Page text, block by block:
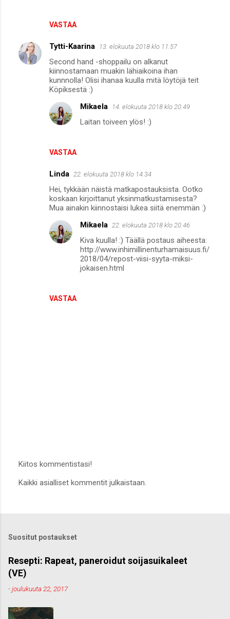
VASTAA
Tytti-Kaarina 13. elokuuta 2018 klo 11.57
Second hand -shoppailu on alkanut
kiinnostamaan muakin lähiaikoina ihan
kunnnolla! Olisi ihanaa kuulla mitä löytöjä teit
Köpiksestä :)
VASTAA
Mikaela 14. elokuuta 2018 klo 20.49
Laitan toiveen ylös! :)
Linda 22. elokuuta 2018 klo 14.34
Hei, tykkään näistä matkapostauksista. Ootko
koskaan kirjoittanut yksinmatkustamisesta?
Mua ainakin kiinnostaisi lukea siitä enemmän :)
VASTAA
Mikaela 22. elokuuta 2018 klo 20.46
Kiva kuulla! :) Täällä postaus aiheesta:
http://www.inhimillinenturhamaisuus.fi/
2018/04/repost-viisi-syyta-miksi-
jokaisen.html
ä
o
m
n
t
Kiitos kommentistasi!
Kaikki asialliset kommentit julkaistaan.
Suositut postaukset
Resepti: Rapeat, paneroidut soijasuikaleet
(VE)
-joulukuuta 22, 2017